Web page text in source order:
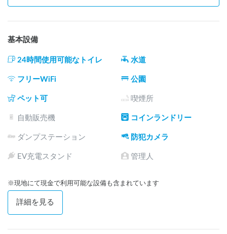
基本設備
24時間使用可能なトイレ 水道
フリーWiFi 公園
ペット可 喫煙所
自動販売機 コインランドリー
ダンプステーション 防犯カメラ
EV充電スタンド 管理人
※現地にて現金で利用可能な設備も含まれています
詳細を見る